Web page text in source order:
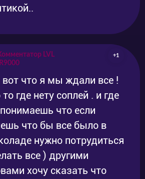
LVL
+1
вот что я мы ждали все !
то где нету соплей . и где
что если
что бы все было в
нужно потрудиться
все ) другими
хочу сказать что